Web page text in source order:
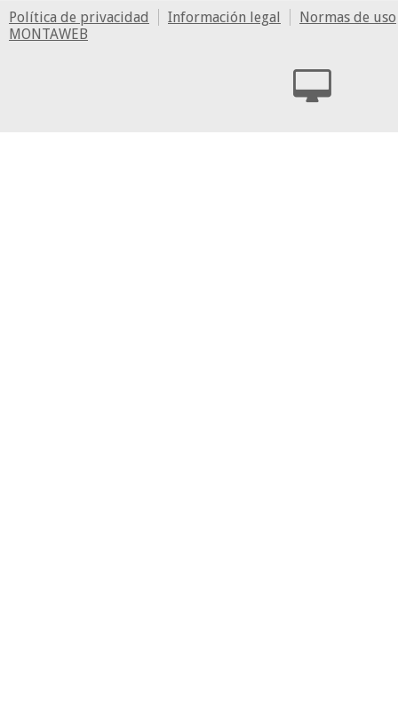
Política de privacidad Información legal
Normas de uso
MONTAWEB